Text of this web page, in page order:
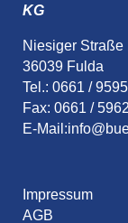
KG
Niesiger Straße
36039 Fulda
Tel.: 0661 /
Fax: 0661 /
E-Mail:
Impressum
AGB